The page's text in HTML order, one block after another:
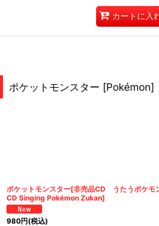
カートに入
ポケットモンスター [Pokémon]
ポケットモンスター[非売品CD うたうポケ
CD Singing Pokémon Zukan]
980円(税込)